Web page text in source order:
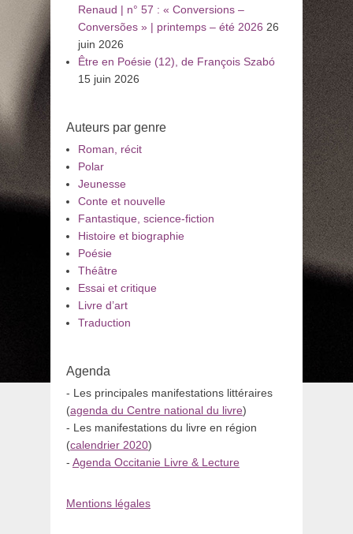
Renaud | n° 57 : « Conversions –
Conversões » | printemps – été 2026 26
juin 2026
Être en Poésie (12), de François Szabó
15 juin 2026
Auteurs par genre
Roman, récit
Polar
Jeunesse
Conte et nouvelle
Fantastique, science-fiction
Histoire et biographie
Poésie
Théâtre
Essai et critique
Livre d’art
Traduction
Agenda
- Les principales manifestations littéraires
(agenda du Centre national du livre)
- Les manifestations du livre en région
(calendrier 2020)
- Agenda Occitanie Livre & Lecture
Mentions légales